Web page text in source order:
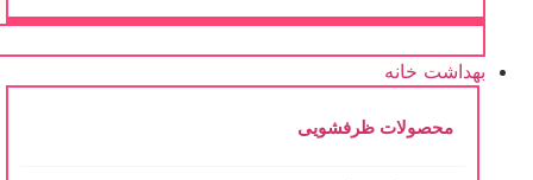
بهداشت خانه
محصولات ظرفشویی